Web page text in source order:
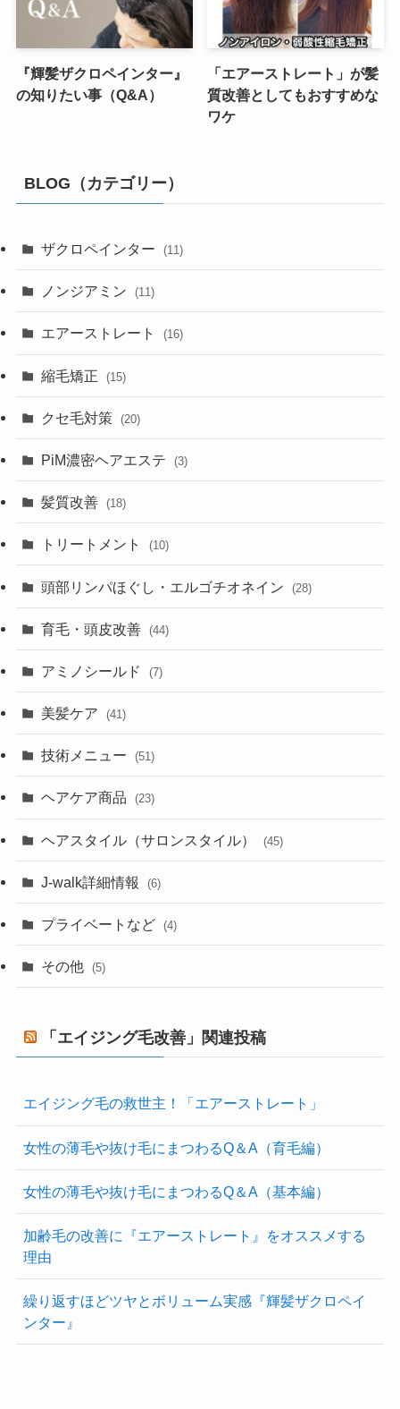
『輝髪ザクロペインター』
の知りたい事（Q&A）
「エアーストレート」が髪
質改善としてもおすすめな
ワケ
BLOG（カテゴリー）
ザクロペインター (11)
ノンジアミン (11)
エアーストレート (16)
縮毛矯正 (15)
クセ毛対策 (20)
PiM濃密ヘアエステ (3)
髪質改善 (18)
トリートメント (10)
頭部リンパほぐし・エルゴチオネイン (28)
育毛・頭皮改善 (44)
アミノシールド (7)
美髪ケア (41)
技術メニュー (51)
ヘアケア商品 (23)
ヘアスタイル（サロンスタイル） (45)
J-walk詳細情報 (6)
プライベートなど (4)
その他 (5)
「エイジング毛改善」関連投稿
エイジング毛の救世主！「エアーストレート」
女性の薄毛や抜け毛にまつわるQ＆A（育毛編）
女性の薄毛や抜け毛にまつわるQ＆A（基本編）
加齢毛の改善に『エアーストレート』をオススメする
理由
繰り返すほどツヤとボリューム実感『輝髪ザクロペイ
ンター』